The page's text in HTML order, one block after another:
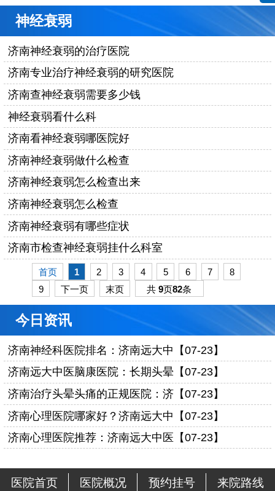
神经衰弱
济南神经衰弱的治疗医院
济南专业治疗神经衰弱的研究医院
济南查神经衰弱需要多少钱
神经衰弱看什么科
济南看神经衰弱哪医院好
济南神经衰弱做什么检查
济南神经衰弱怎么检查出来
济南神经衰弱怎么检查
济南神经衰弱有哪些症状
济南市检查神经衰弱挂什么科室
首页 1 2 3 4 5 6 7
8
9
下一页 末页 共9页82条
今日资讯
济南神经科医院排名：济南远大中【07-23】
济南远大中医脑康医院：长期头晕【07-23】
济南治疗头晕头痛的正规医院：济【07-23】
济南心理医院哪家好？济南远大中【07-23】
济南心理医院推荐：济南远大中医【07-23】
医院首页 医院概况 预约挂号 来院路线